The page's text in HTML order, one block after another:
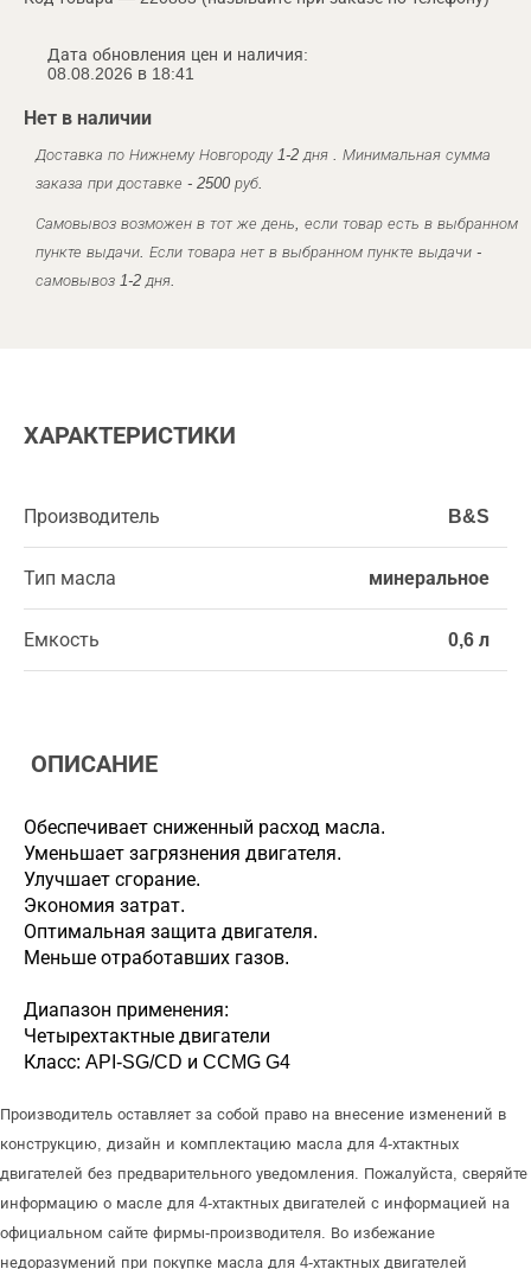
Дата обновления цен и наличия:
08.08.2026 в 18:41
Нет в наличии
Доставка по Нижнему Новгороду 1-2 дня . Минимальная сумма
заказа при доставке - 2500 руб.
Самовывоз возможен в тот же день, если товар есть в выбранном
пункте выдачи. Если товара нет в выбранном пункте выдачи -
самовывоз 1-2 дня.
ХАРАКТЕРИСТИКИ
Производитель B&S
Тип масла минеральное
Емкость 0,6 л
ОПИСАНИЕ
Обеспечивает сниженный расход масла.
Уменьшает загрязнения двигателя.
Улучшает сгорание.
Экономия затрат.
Оптимальная защита двигателя.
Меньше отработавших газов.
Диапазон применения:
Четырехтактные двигатели
Класс: API-SG/CD и CCMG G4
Производитель оставляет за собой право на внесение изменений в
конструкцию, дизайн и комплектацию масла для 4-хтактных
двигателей без предварительного уведомления. Пожалуйста, сверяйте
информацию о масле для 4-хтактных двигателей с информацией на
официальном сайте фирмы-производителя. Во избежание
недоразумений при покупке масла для 4-хтактных двигателей